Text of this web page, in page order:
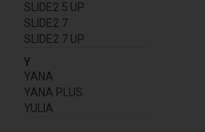
SLIDE2 5 UP
SLIDE2 7
SLIDE2 7 UP
Y
YANA
YANA PLUS
YULIA